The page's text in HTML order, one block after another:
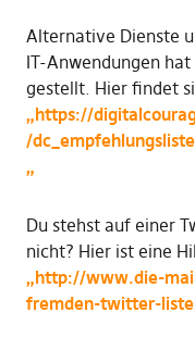
Alternative Dienste
IT-Anwendungen
gestellt. Hier findet
„https://
/
„
Du stehst auf einer
nicht? Hier ist eine
„http://www.die-
fremden-twitter-